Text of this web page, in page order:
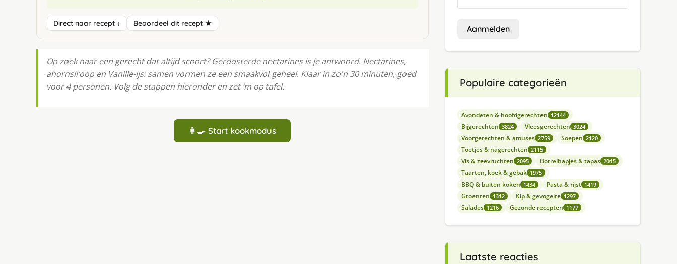
Direct naar recept ↓ Beoordeel dit recept ★
Op zoek naar een gerecht dat altijd scoort? Geroosterde nectarines is je antwoord. Nectarines,
ahornsiroop en Vanille-ijs: samen vormen ze een smaakvol geheel. Klaar in zo'n 30 minuten, goed
voor 4 personen. Volg de stappen hieronder en zet ‘m op tafel.
👩‍🍳 Start kookmodus
Aanmelden
Populaire categorieën
Avondeten & hoofdgerechten 12144
Bijgerechten 3824 Vleesgerechten 3024
Voorgerechten & amuses 2759 Soepen 2120
Toetjes & nagerechten 2115
Vis & zeevruchten 2095 Borrelhapjes & tapas 2015
Taarten, koek & gebak 1975
BBQ & buiten koken 1434 Pasta & rijst 1419
Groenten 1312 Kip & gevogelte 1297
Salades 1216 Gezonde recepten 1177
Laatste reacties